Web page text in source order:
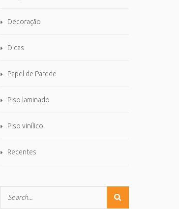
Decoração
Dicas
Papel de Parede
Piso laminado
Piso vinílico
Recentes